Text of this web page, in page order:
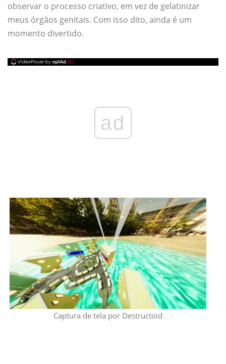
observar o processo criativo, em vez de gelatinizar
meus órgãos genitais. Com isso dito, ainda é um
momento divertido.
ad
Captura de tela por Destructoid